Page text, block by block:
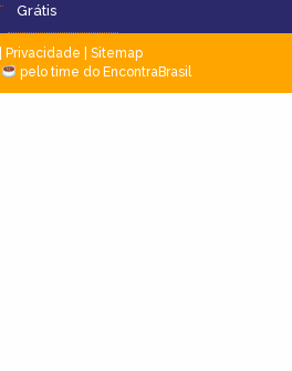
Grátis
Privacidade
Sitemap
pelo time do EncontraBrasil